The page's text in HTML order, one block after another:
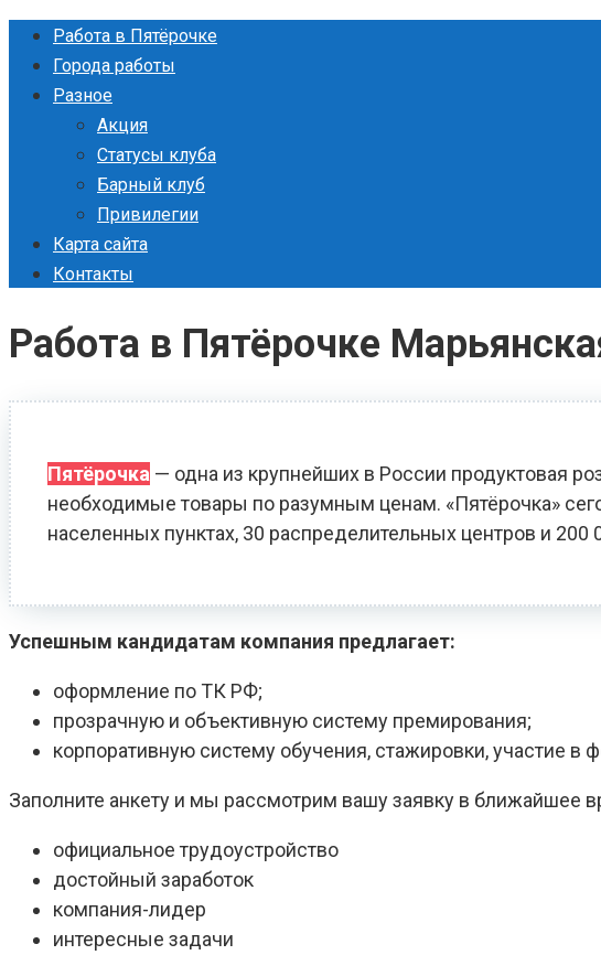
Перейти
контенту
Работа в Пятёрочке
Города работы
Разное
Акция
Статусы клуба
Барный клуб
Привилегии
Карта сайта
Контакты
Работа в Пятёрочке
Пятёрочка — одна из крупнейших в России продуктовая
необходимые товары по разумным ценам. «Пятёрочка»
населенных пунктах, 30 распределительных центров и 200
Успешным кандидатам компания предлагает:
оформление по ТК РФ;
прозрачную и объективную систему премирования;
корпоративную систему обучения, стажировки, участие
Заполните анкету и мы рассмотрим вашу заявку в ближайшее
официальное трудоустройство
достойный заработок
компания-лидер
интересные задачи